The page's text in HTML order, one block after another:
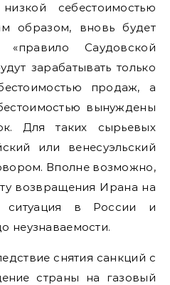
себестоимостью
образом, вновь будет
«правило Саудовской
зарабатывать только
продаж, а
вынуждены
Для таких сырьевых
или венесуэльский
Вполне возможно,
возвращения Ирана на
ситуация в России и
неузнаваемости.
снятия санкций с
страны на газовый